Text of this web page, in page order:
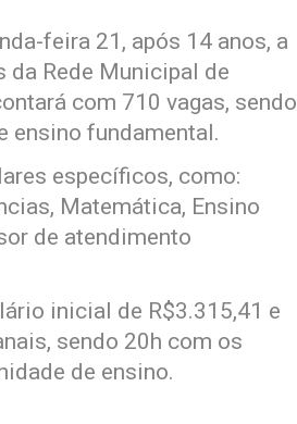
feira 21, após 14 anos, a
Rede Municipal de
com 710 vagas, sendo
ensino fundamental.
específicos, como:
Matemática, Ensino
de atendimento
inicial de R$3.315,41 e
sendo 20h com os
de ensino.